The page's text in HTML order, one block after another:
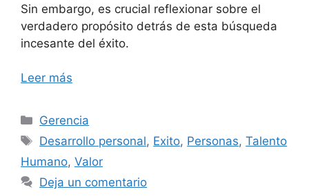
Sin embargo, es crucial reflexionar sobre el
verdadero propósito detrás de esta búsqueda
incesante del éxito.
Leer más
Categorías
Gerencia
Etiquetas
Desarrollo personal, Exito, Personas,Talento
Humano, Valor
Deja un comentario